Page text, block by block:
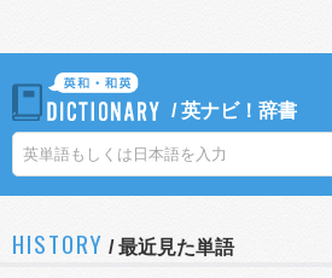
/英ナビ！辞書
HISTORY /最近見た単語